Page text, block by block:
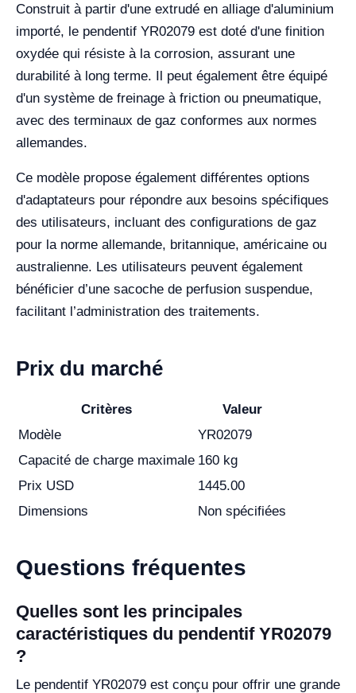
Construit à partir d'une extrudé en alliage d'aluminium
importé, le pendentif YR02079 est doté d'une finition
oxydée qui résiste à la corrosion, assurant une
durabilité à long terme. Il peut également être équipé
d'un système de freinage à friction ou pneumatique,
avec des terminaux de gaz conformes aux normes
allemandes.
Ce modèle propose également différentes options
d'adaptateurs pour répondre aux besoins spécifiques
des utilisateurs, incluant des configurations de gaz
pour la norme allemande, britannique, américaine ou
australienne. Les utilisateurs peuvent également
bénéficier d’une sacoche de perfusion suspendue,
facilitant l’administration des traitements.
Prix du marché
Critères
Valeur
Modèle
YR02079
Capacité de charge maximale 160 kg
Prix USD
1445.00
Dimensions
Non spécifiées
Questions fréquentes
Quelles sont les principales
caractéristiques du pendentif YR02079
?
Le pendentif YR02079 est conçu pour offrir une grande